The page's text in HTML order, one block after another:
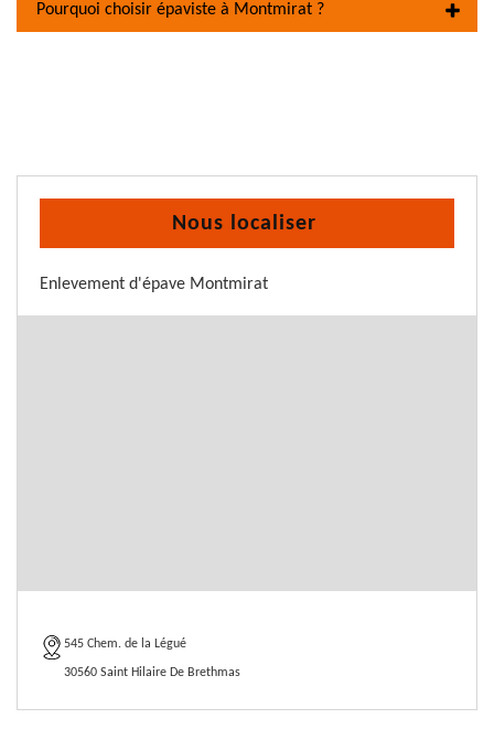
Pourquoi choisir épaviste à Montmirat ?
Nous localiser
Enlevement d'épave Montmirat
545 Chem. de la Légué
30560 Saint Hilaire De Brethmas